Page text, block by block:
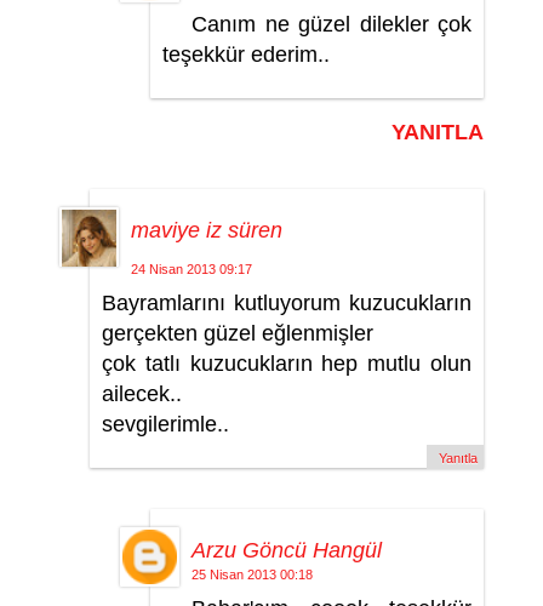
Canım ne güzel dilekler çok
teşekkür ederim..
YANITLA
maviye iz süren
24 Nisan 2013 09:17
Bayramlarını kutluyorum kuzucukların
gerçekten güzel eğlenmişler
çok tatlı kuzucukların hep mutlu olun
ailecek..
sevgilerimle..
Yanıtla
Arzu Göncü Hangül
25 Nisan 2013 00:18